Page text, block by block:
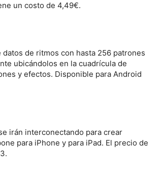
un costo de 4,49€.
de ritmos con hasta 256 patrones
ubicándolos en la cuadrícula de
y efectos. Disponible para Android
irán interconectando para crear
para iPhone y para iPad. El precio de